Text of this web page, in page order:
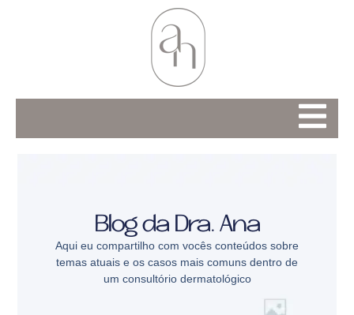
Blog da Dra. Ana
Aqui eu compartilho com vocês conteúdos sobre
temas atuais e os casos mais comuns dentro de
um consultório dermatológico